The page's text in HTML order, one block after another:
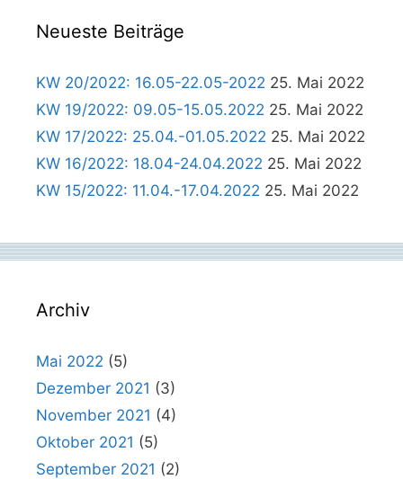
Neueste Beiträge
KW 20/2022: 16.05-22.05-2022 25. Mai 2022
KW 19/2022: 09.05-15.05.2022 25. Mai 2022
KW 17/2022: 25.04.-01.05.2022 25. Mai 2022
KW 16/2022: 18.04-24.04.2022 25. Mai 2022
KW 15/2022: 11.04.-17.04.2022 25. Mai 2022
Archiv
Mai 2022 (5)
Dezember 2021 (3)
November 2021 (4)
Oktober 2021 (5)
September 2021 (2)